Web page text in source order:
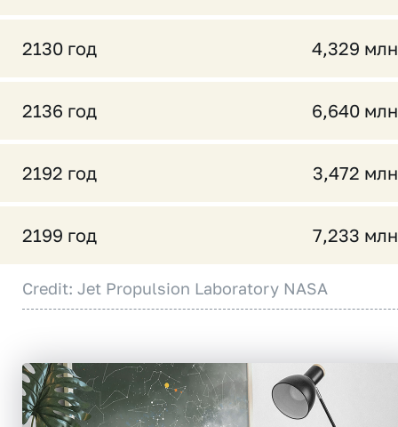
2130 год 4,329
2136 год 6,640
2192 год 3,472
2199 год 7,233
Credit: Jet Propulsion Laboratory NASA